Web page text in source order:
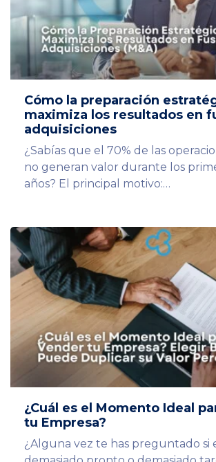
Cómo la preparación
maximiza los resultados en
adquisiciones
¿Sabías que el 70% de las
no generan valor durante los
años? El principal motivo:…
¿Cuál es el Momento Ideal
tu Empresa?
¿Alguna vez te has preguntado si